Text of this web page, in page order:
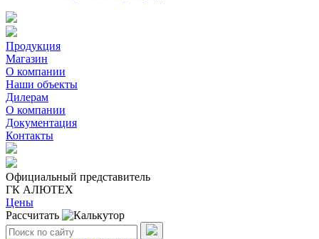
Продукция
Магазин
О компании
Наши объекты
Дилерам
О компании
Документация
Контакты
Официальный представитель
ГК АЛЮТЕХ
Цены
Рассчитать
Поиск: